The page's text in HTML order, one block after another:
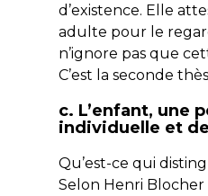
d’existence. Elle
adulte pour le
n’ignore pas que
C’est la seconde
c. L’enfant, une
individuelle et
Qu’est-ce qui
Selon Henri Blocher